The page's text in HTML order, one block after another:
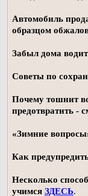
Автомобиль
образцом
Забыл дома
Советы по
Почему тошнит
предотвратить -
«Зимние
Как
Несколько
учимся ЗДЕСЬ.